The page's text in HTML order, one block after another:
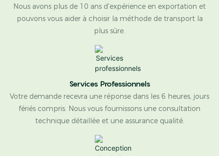
Nous avons plus de 10 ans d'expérience en exportation et
pouvons vous aider à choisir la méthode de transport la
plus sûre.
Services Professionnels
Votre demande recevra une réponse dans les 6 heures, jours
fériés compris. Nous vous fournissons une consultation
technique détaillée et une assurance qualité.